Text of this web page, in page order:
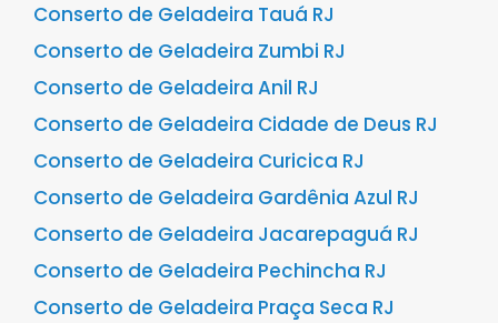
Conserto de Geladeira Tauá RJ
Conserto de Geladeira Zumbi RJ
Conserto de Geladeira Anil RJ
Conserto de Geladeira Cidade de Deus RJ
Conserto de Geladeira Curicica RJ
Conserto de Geladeira Gardênia Azul RJ
Conserto de Geladeira Jacarepaguá RJ
Conserto de Geladeira Pechincha RJ
Conserto de Geladeira Praça Seca RJ